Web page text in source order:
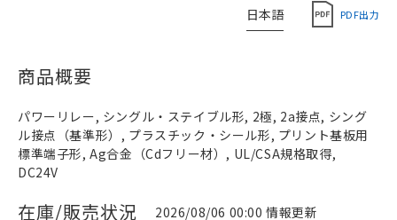
日本語 PDF出力
商品概要
パワーリレー, シングル・ステイブル形, 2極, 2a接点, シング
ル接点（基準形）, プラスチック・シール形, プリント基板用
標準端子形, Ag合金（Cdフリー材）, UL/CSA規格取得,
DC24V
在庫/販売状況
2026/08/06 00:00 情報更新